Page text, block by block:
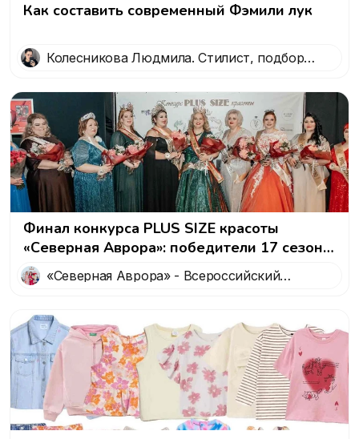
Как составить современный Фэмили лук
Колесникова Людмила. Стилист, подбор
Финал конкурса PLUS SIZE красоты
«Северная Аврора»: победители 17 сезона,
интервью с победительницей голосования
в Журнале Mamado и новые горизонты
«Северная Аврора» - Всероссийский